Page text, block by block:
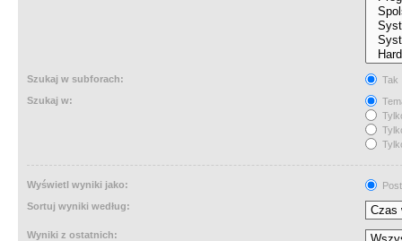
Szukaj w subforach:
Tak
Szukaj w:
Wyświetl wyniki jako:
Sortuj wyniki według:
Wyniki z ostatnich: